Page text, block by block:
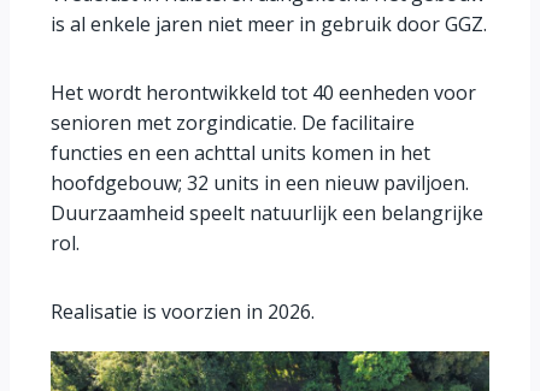
is al enkele jaren niet meer in gebruik door GGZ.
Het wordt herontwikkeld tot 40 eenheden voor
senioren met zorgindicatie. De facilitaire
functies en een achttal units komen in het
hoofdgebouw; 32 units in een nieuw paviljoen.
Duurzaamheid speelt natuurlijk een belangrijke
rol.
Realisatie is voorzien in 2026.